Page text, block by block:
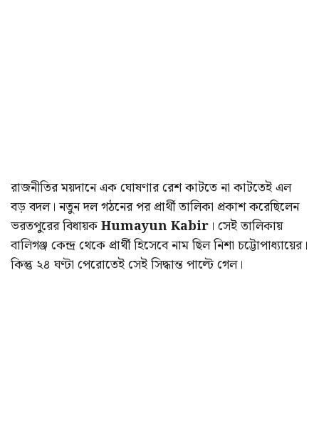
রাজনীতির ময়দানে এক ঘোষণার রেশ কাটতে না কাটতেই এল
বড় বদল। নতুন দল গঠনের পর প্রার্থী তালিকা প্রকাশ করেছিলেন
ভরতপুরের বিধায়কHumayun Kabir । সেই তালিকায়
বালিগঞ্জ কেন্দ্র থেকে প্রার্থী হিসেবে নাম ছিল নিশা চট্টোপাধ্যায়ের।
কিন্তু ২৪ ঘণ্টা পেরোতেই সেই সিদ্ধান্ত পাল্টে গেল।